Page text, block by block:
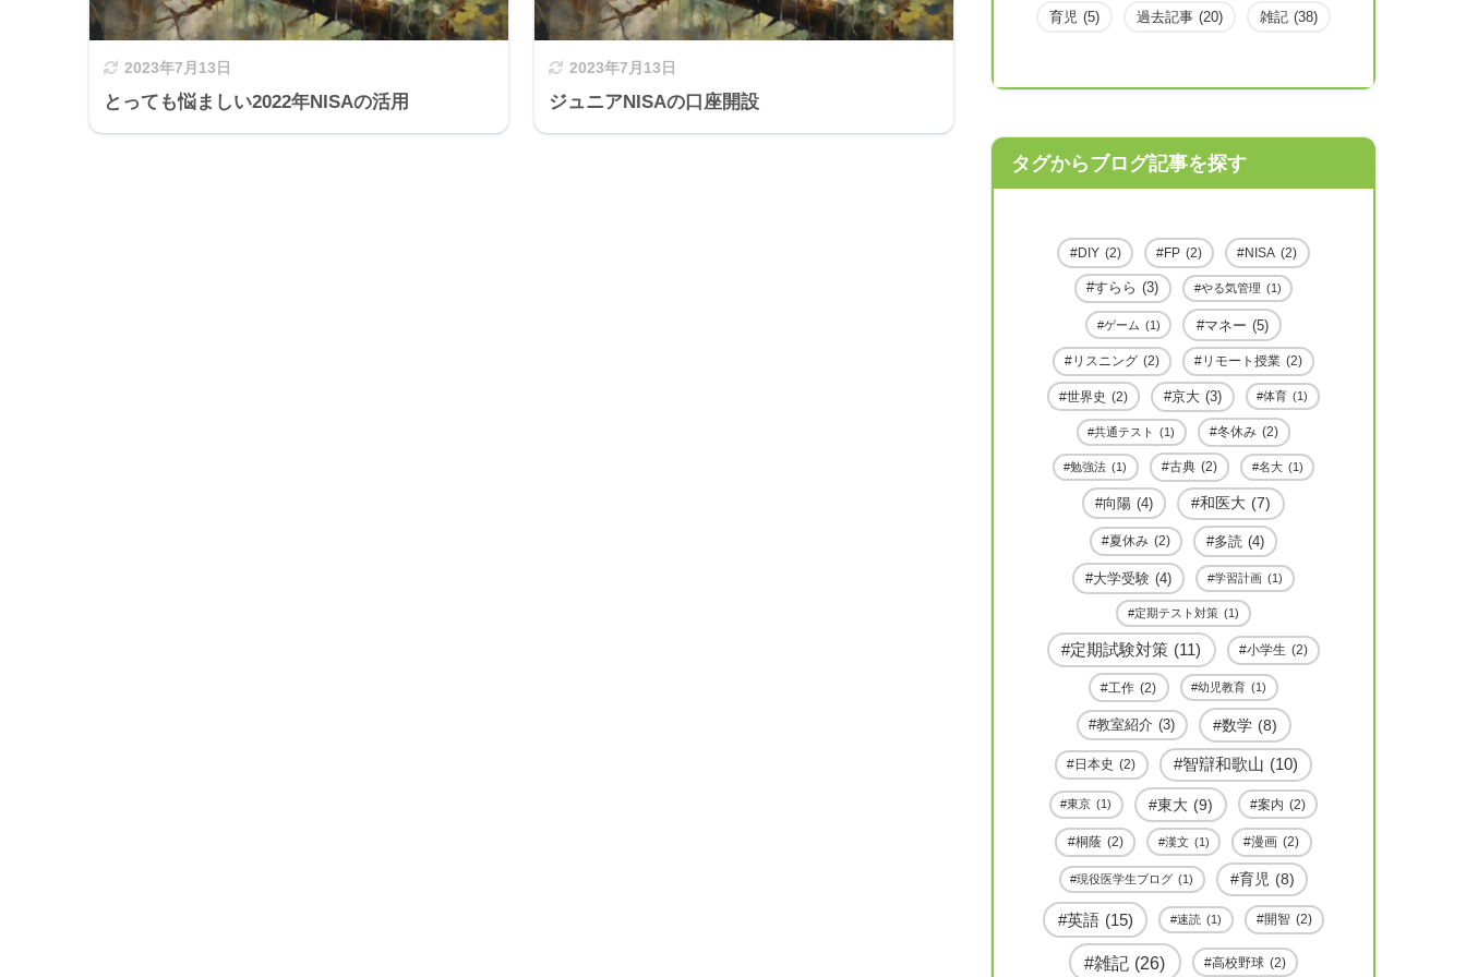
2023年7月13日
とっても悩ましい2022年NISAの活用
2023年7月13日
ジュニアNISAの口座開設
育児 (5) 過去記事 (20) 雑記 (38)
タグからブログ記事を探す
DIY (2) FP (2) NISA (2)
すらら (3) やる気管理 (1)
ゲーム (1) マネー (5)
リスニング (2) リモート授業 (2)
世界史 (2) 京大 (3) 体育 (1)
共通テスト (1) 冬休み (2)
勉強法 (1) 古典 (2) 名大 (1)
向陽 (4) 和医大 (7)
夏休み (2) 多読 (4)
大学受験 (4) 学習計画 (1)
定期テスト対策 (1)
定期試験対策 (11) 小学生 (2)
工作 (2) 幼児教育 (1)
教室紹介 (3) 数学 (8)
日本史 (2) 智辯和歌山 (10)
東京 (1) 東大 (9) 案内 (2)
桐蔭 (2) 漢文 (1) 漫画 (2)
現役医学生ブログ (1) 育児 (8)
英語 (15) 速読 (1) 開智 (2)
雑記 (26) 高校野球 (2)